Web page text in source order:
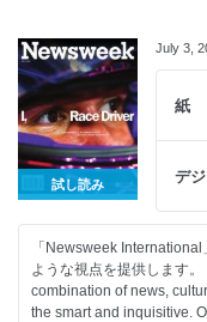
試し読み
July 3,
紙
デ
「Newsweek
ような視点を提供します
combination of news,
the smart and inquisitive.